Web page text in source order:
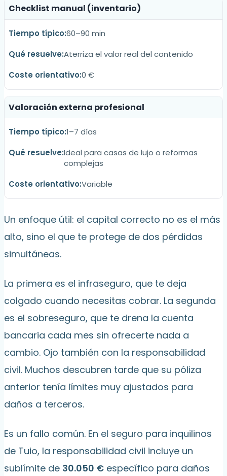
Checklist manual (inventario)
60–90 min
Aterriza el valor real del contenido
0 €
Valoración externa profesional
1–7 días
Ideal para casas de lujo o reformas
complejas
Variable
Un enfoque útil: el capital correcto no es el más
alto, sino el que te protege de dos pérdidas
simultáneas.
La primera es el infraseguro, que te deja
colgado cuando necesitas cobrar. La segunda
es el sobreseguro, que te drena la cuenta
bancaria cada mes sin ofrecerte nada a
cambio. Ojo también con la responsabilidad
civil. Muchos descubren tarde que su póliza
anterior tenía límites muy ajustados para
daños a terceros.
Es un fallo común. En el seguro para inquilinos
de Tuio, la responsabilidad civil incluye un
sublímite de 30.050 € específico para daños